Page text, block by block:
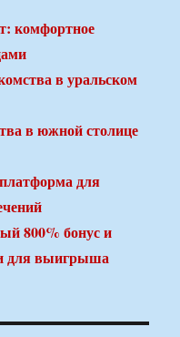
комфортное
в уральском
в южной столице
для
800% бонус и
для выигрыша